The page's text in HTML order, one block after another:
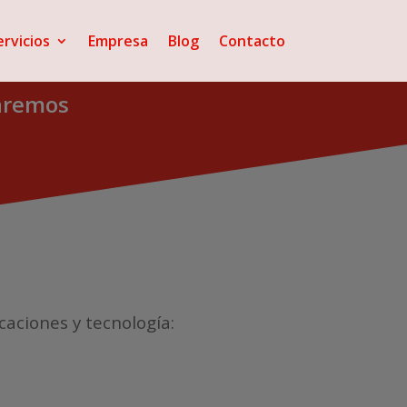
Empresa Blog Contacto
y tecnología: